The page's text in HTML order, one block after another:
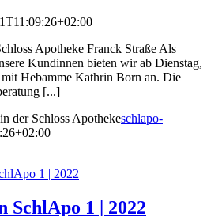
Apotheke Franck Straße Als
Kundinnen bieten wir ab Dienstag,
mit Hebamme Kathrin Born an. Die
[...]
der Schloss Apothekeschlapo-
1 | 2022
SchlApo 1 | 2022